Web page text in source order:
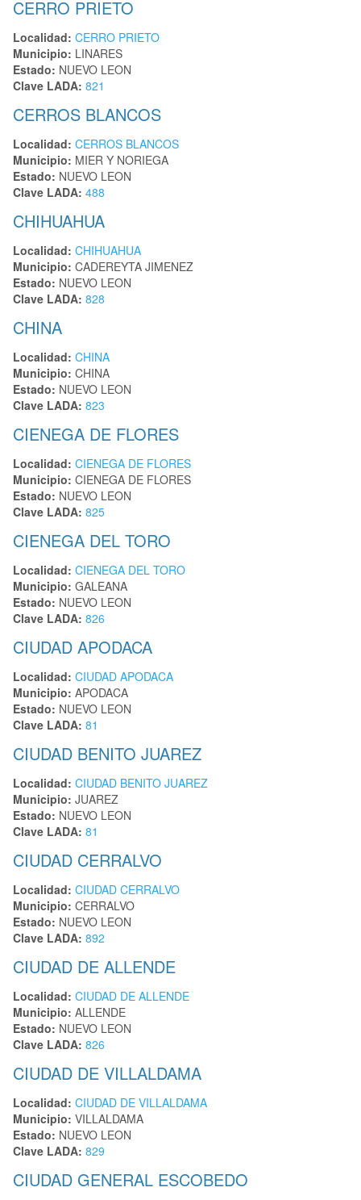
CERRO PRIETO
Localidad: CERRO PRIETO
Municipio: LINARES
Estado: NUEVO LEON
Clave LADA: 821
CERROS BLANCOS
Localidad: CERROS BLANCOS
Municipio: MIER Y NORIEGA
Estado: NUEVO LEON
Clave LADA: 488
CHIHUAHUA
Localidad: CHIHUAHUA
Municipio: CADEREYTA JIMENEZ
Estado: NUEVO LEON
Clave LADA: 828
CHINA
Localidad: CHINA
Municipio: CHINA
Estado: NUEVO LEON
Clave LADA: 823
CIENEGA DE FLORES
Localidad: CIENEGA DE FLORES
Municipio: CIENEGA DE FLORES
Estado: NUEVO LEON
Clave LADA: 825
CIENEGA DEL TORO
Localidad: CIENEGA DEL TORO
Municipio: GALEANA
Estado: NUEVO LEON
Clave LADA: 826
CIUDAD APODACA
Localidad: CIUDAD APODACA
Municipio: APODACA
Estado: NUEVO LEON
Clave LADA: 81
CIUDAD BENITO JUAREZ
Localidad: CIUDAD BENITO JUAREZ
Municipio: JUAREZ
Estado: NUEVO LEON
Clave LADA: 81
CIUDAD CERRALVO
Localidad: CIUDAD CERRALVO
Municipio: CERRALVO
Estado: NUEVO LEON
Clave LADA: 892
CIUDAD DE ALLENDE
Localidad: CIUDAD DE ALLENDE
Municipio: ALLENDE
Estado: NUEVO LEON
Clave LADA: 826
CIUDAD DE VILLALDAMA
Localidad: CIUDAD DE VILLALDAMA
Municipio: VILLALDAMA
Estado: NUEVO LEON
Clave LADA: 829
CIUDAD GENERAL ESCOBEDO